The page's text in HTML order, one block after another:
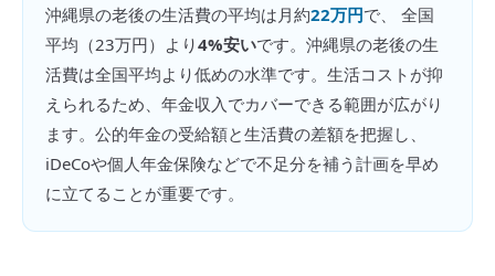
沖縄県の老後の生活費の平均は月約22万円で、 全国
平均（23万円）より4%安いです。 沖縄県の老後の生
活費は全国平均より低めの水準です。生活コストが抑
えられるため、年金収入でカバーできる範囲が広がり
ます。公的年金の受給額と生活費の差額を把握し、
iDeCoや個人年金保険などで不足分を補う計画を早め
に立てることが重要です。